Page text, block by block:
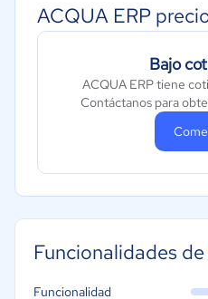
ACQUA ERP
Bajo
ACQUA ERP tiene
Contáctanos para
Funcionalidades
Funcionalidad